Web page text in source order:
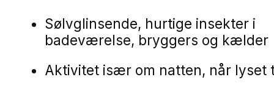
Sølvglinsende, hurtige insekter i
badeværelse, bryggers og kælder
Aktivitet især om natten, når lyset